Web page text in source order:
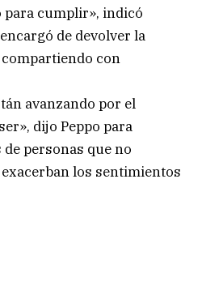
cumplir», indicó
de devolver la
con
avanzando por el
dijo Peppo para
personas que no
los sentimientos